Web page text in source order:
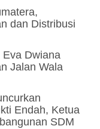
dan Distribusi
Dwiana
Jalan Wala
Endah, Ketua
SDM